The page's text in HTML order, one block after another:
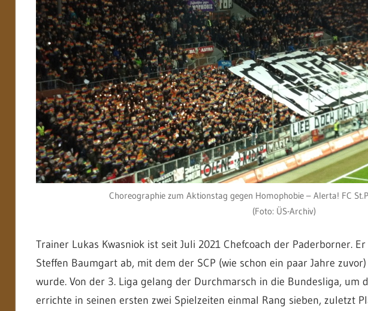
Choreographie zum Aktionstag gegen Homophobie – Alerta! FC
(Foto: ÜS-Archiv)
Trainer Lukas Kwasniok ist seit Juli 2021 Chefcoach der Paderborner.
Steffen Baumgart ab, mit dem der SCP (wie schon ein paar Jahre
wurde. Von der 3. Liga gelang der Durchmarsch in die Bundesliga, um
errichte in seinen ersten zwei Spielzeiten einmal Rang sieben, zuletzt